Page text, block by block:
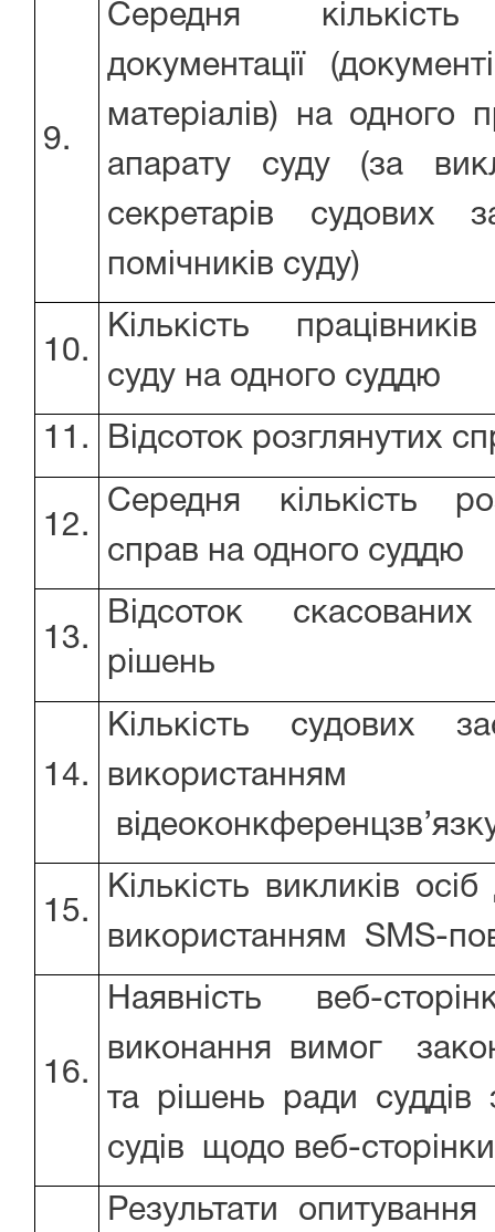
9.
Середня кількість
документації
матеріалів) на одного
апарату суду (за
секретарів судових
помічників суду)
10.
Кількість
суду на одного суддю
11. Відсоток розглянутих
12.
Середня кількість
справ на одного суддю
13.
Відсоток
рішень
14.
Кількість судових
використанням
15.
Кількість викликів
використанням SMS-
16.
Наявність веб-
виконання вимог
та рішень ради суддів
судів щодо веб-
Результати